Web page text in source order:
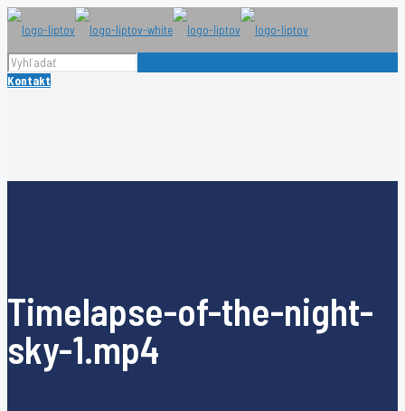
Kontakt
Timelapse-of-the-night-
sky-1.mp4